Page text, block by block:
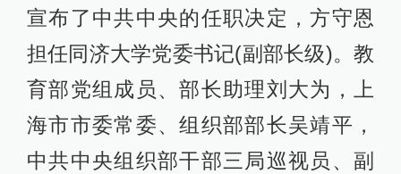
宣布了中共中央的任职决定，方守恩
担任同济大学党委书记(副部长级)。教
育部党组成员、部长助理刘大为，上
海市市委常委、组织部部长吴靖平，
中共中央组织部干部三局巡视员、副